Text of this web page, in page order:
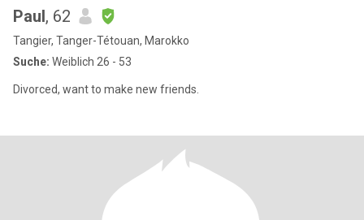
Paul, 62
Tangier, Tanger-Tétouan, Marokko
Suche: Weiblich 26 - 53
Divorced, want to make new friends.